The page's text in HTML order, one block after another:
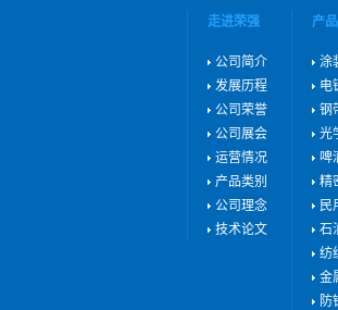
走进荣强
公司简介
发展历程
公司荣誉
公司展会
运营情况
产品类别
公司理念
技术论文
产
涂
电
钢
光
啤
精
民
石
纺
金
防